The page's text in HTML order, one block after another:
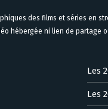
des films et séries en
hébergée ni lien de partage
Les
Les